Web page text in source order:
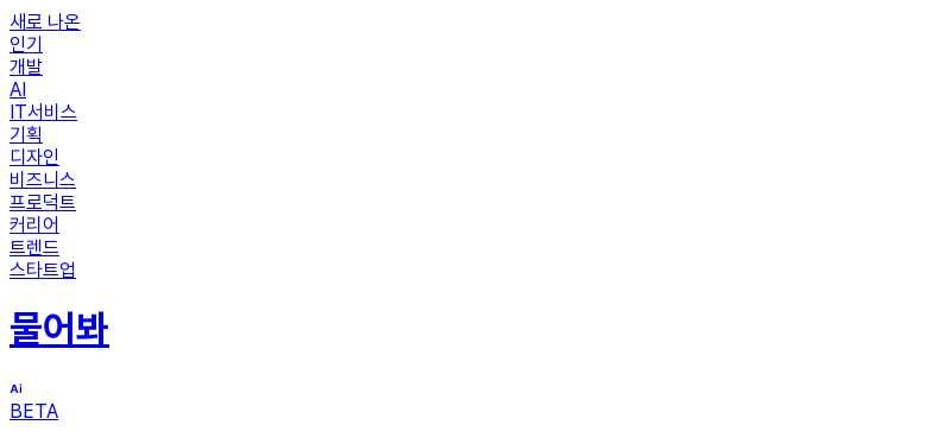
새로 나온
인기
개발
AI
IT서비스
기획
디자인
비즈니스
프로덕트
커리어
트렌드
스타트업
물어봐
BETA